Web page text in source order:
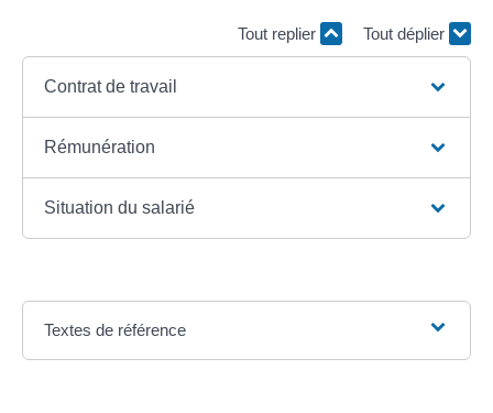
Tout replier Tout déplier
Contrat de travail
Rémunération
Situation du salarié
Textes de référence